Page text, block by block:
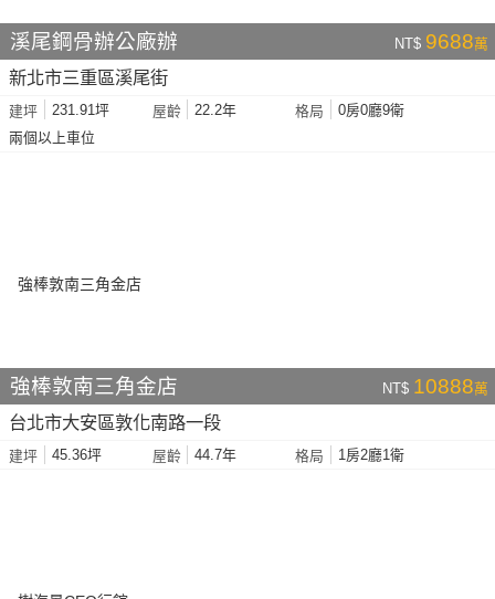
溪尾鋼骨辦公廠辦 NT$ 9688萬
新北市三重區溪尾街
建坪 231.91坪 屋齡 22.2年 格局
0房0廳9衛
兩個以上車位
強棒敦南三角金店 NT$ 10888萬
台北市大安區敦化南路一段
建坪 45.36坪 屋齡 44.7年 格局 1房2廳1衛